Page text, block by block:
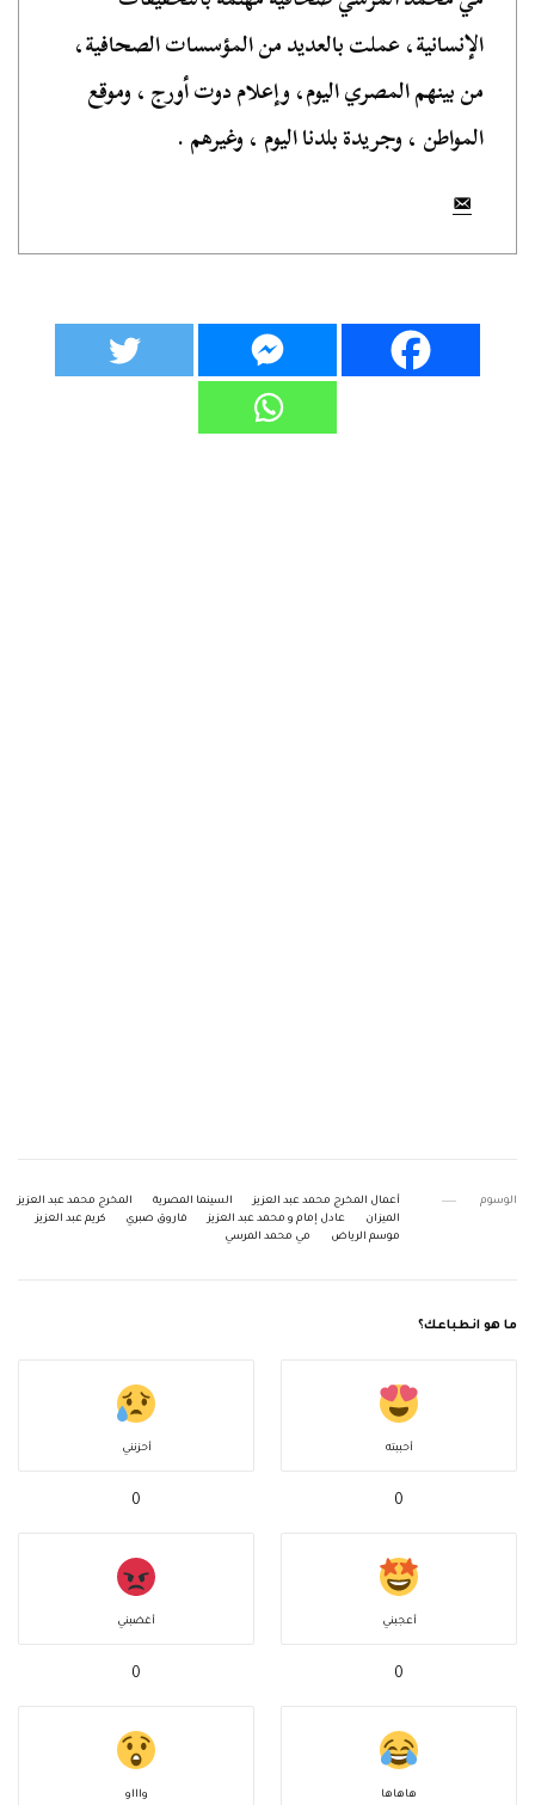
الإنسانية، عملت بالعديد من المؤسسات الصحافية،
من بينهم المصري اليوم، وإعلام دوت أورج ، وموقع
المواطن ، وجريدة بلدنا اليوم ، وغيرهم .
الوسوم أعمال المخرج محمد عبد العزيز السينما المصرية
المخرج محمد عبد العزيز
الميزان
عادل إمام و محمد عبد العزيز فاروق صبري
كريم عبد العزيز
موسم الرياض
مي محمد المرسي
ما هو انطباعك؟
أحببته
0
أحزنني
0
أعجبني
0
أغضبني
0
هاهاها واااو